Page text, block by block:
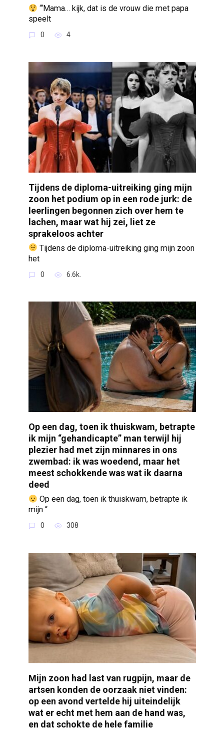
“‘Mama… kijk, dat is de vrouw die met papa
speelt
0 4
Tijdens de diploma-uitreiking ging mijn
zoon het podium op in een rode jurk: de
leerlingen begonnen zich over hem te
lachen, maar wat hij zei, liet ze
sprakeloos achter
Tijdens de diploma-uitreiking ging mijn zoon
het
0 6.6k.
Op een dag, toen ik thuiskwam, betrapte
ik mijn “gehandicapte” man terwijl hij
plezier had met zijn minnares in ons
zwembad: ik was woedend, maar het
meest schokkende was wat ik daarna
deed
Op een dag, toen ik thuiskwam, betrapte ik
mijn “
0 308
Mijn zoon had last van rugpijn, maar de
artsen konden de oorzaak niet vinden:
op een avond vertelde hij uiteindelijk
wat er echt met hem aan de hand was,
en dat schokte de hele familie